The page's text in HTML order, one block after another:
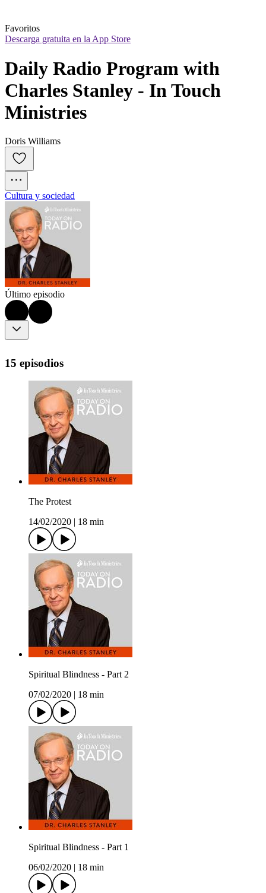
Favoritos
Descarga gratuita en la App Store
Daily Radio Program with
Charles Stanley - In Touch
Ministries
Doris Williams
Cultura y sociedad
Último episodio
15 episodios
The Protest
14/02/2020
18 min
Spiritual Blindness - Part 2
07/02/2020
18 min
Spiritual Blindness - Part 1
06/02/2020
18 min